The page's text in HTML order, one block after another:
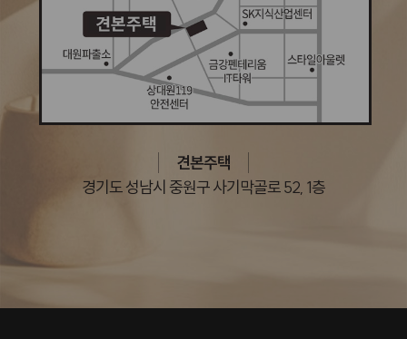
견본주택
경기도 성남시 중원구 사기막골로 52, 1층